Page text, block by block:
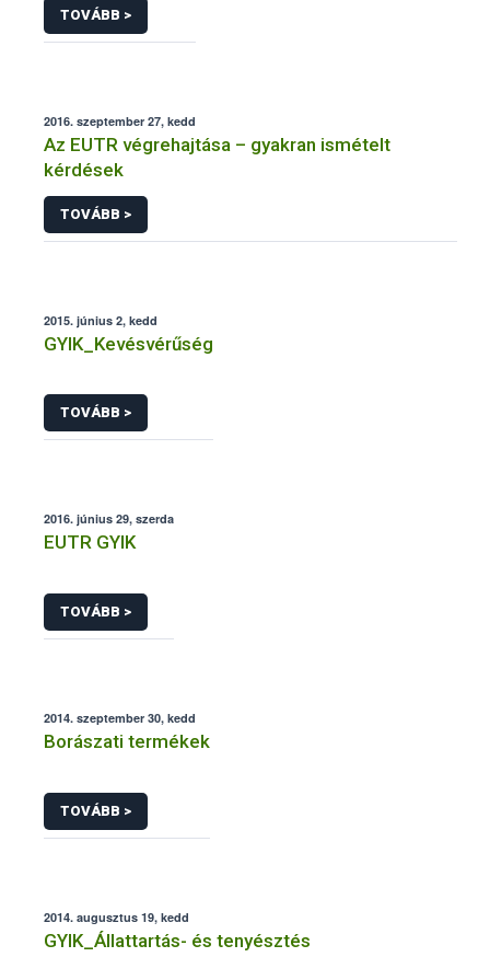
TOVÁBB >
2016. szeptember 27, kedd
Az EUTR végrehajtása – gyakran ismételt
kérdések
TOVÁBB >
2015. június 2, kedd
GYIK_Kevésvérűség
TOVÁBB >
2016. június 29, szerda
EUTR GYIK
TOVÁBB >
2014. szeptember 30, kedd
Borászati termékek
TOVÁBB >
2014. augusztus 19, kedd
GYIK_Állattartás- és tenyésztés